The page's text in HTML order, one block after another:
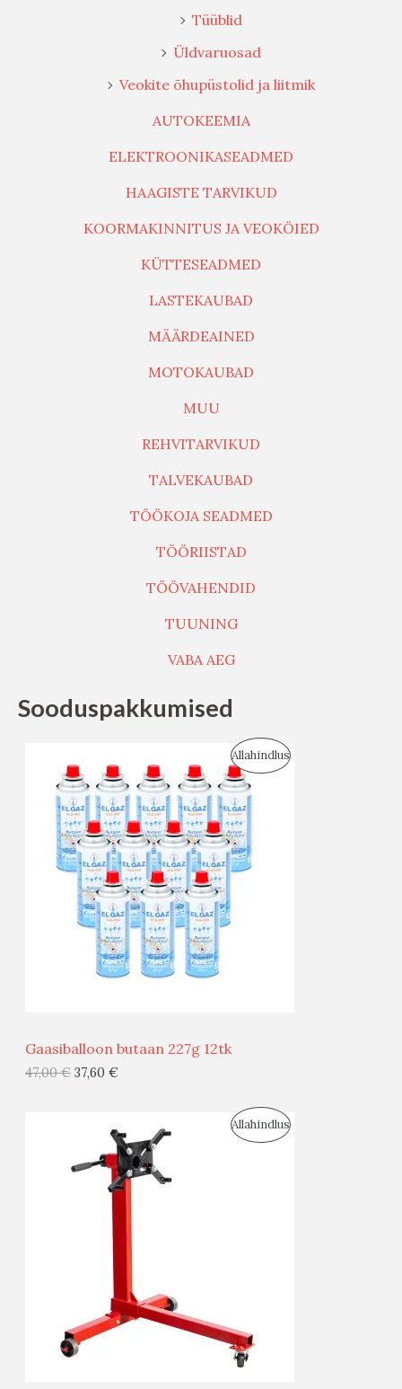
Tüüblid
Üldvaruosad
Veokite õhupüstolid ja liitmik
AUTOKEEMIA
ELEKTROONIKASEADMED
HAAGISTE TARVIKUD
KOORMAKINNITUS JA VEOKÖIED
KÜTTESEADMED
LASTEKAUBAD
MÄÄRDEAINED
MOTOKAUBAD
MUU
REHVITARVIKUD
TALVEKAUBAD
TÖÖKOJA SEADMED
TÖÖRIISTAD
TÖÖVAHENDID
TUUNING
VABA AEG
Sooduspakkumised
AllahindlusS
S
Gaasiballoon butaan 227g 12tk
47,00€ 37,60 €
AllahindlusS